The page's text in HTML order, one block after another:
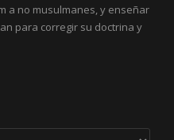
a no musulmanes, y enseñar
para corregir su doctrina y